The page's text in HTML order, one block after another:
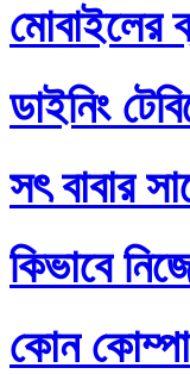
মোবাইলের
ডাইনিং
সৎ বাবার
কিভাবে
কোন